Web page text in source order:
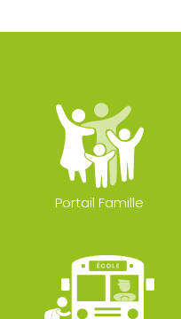
Portail Famille